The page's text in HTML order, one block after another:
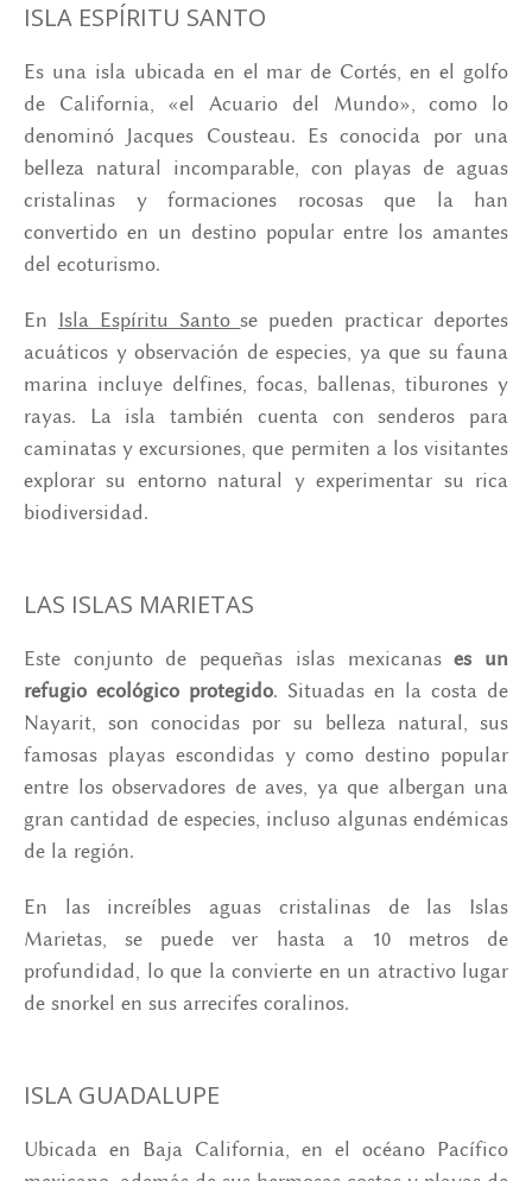
ISLA ESPÍRITU SANTO
Es una isla ubicada en el mar de Cortés, en el golfo
de California, «el Acuario del Mundo», como lo
denominó Jacques Cousteau. Es conocida por una
belleza natural incomparable, con playas de aguas
cristalinas y formaciones rocosas que la han
convertido en un destino popular entre los amantes
del ecoturismo.
En Isla Espíritu Santose pueden practicar deportes
acuáticos y observación de especies, ya que su fauna
marina incluye delfines, focas, ballenas, tiburones y
rayas. La isla también cuenta con senderos para
caminatas y excursiones, que permiten a los visitantes
explorar su entorno natural y experimentar su rica
biodiversidad.
LAS ISLAS MARIETAS
Este conjunto de pequeñas islas mexicanases un
refugio ecológico protegido. Situadas en la costa de
Nayarit, son conocidas por su belleza natural, sus
famosas playas escondidas y como destino popular
entre los observadores de aves, ya que albergan una
gran cantidad de especies, incluso algunas endémicas
de la región.
En las increíbles aguas cristalinas de las Islas
Marietas, se puede ver hasta a 10 metros de
profundidad, lo que la convierte en un atractivo lugar
de snorkel en sus arrecifes coralinos.
ISLA GUADALUPE
Ubicada en Baja California, en el océano Pacífico